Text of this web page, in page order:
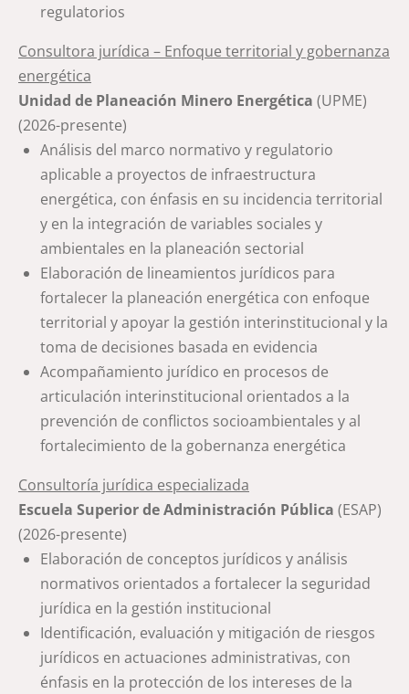
regulatorios
Consultora jurídica – Enfoque territorial y gobernanza
energética
Unidad de Planeación Minero Energética (UPME)
(2026-presente)
Análisis del marco normativo y regulatorio
aplicable a proyectos de infraestructura
energética, con énfasis en su incidencia territorial
y en la integración de variables sociales y
ambientales en la planeación sectorial
Elaboración de lineamientos jurídicos para
fortalecer la planeación energética con enfoque
territorial y apoyar la gestión interinstitucional y la
toma de decisiones basada en evidencia
Acompañamiento jurídico en procesos de
articulación interinstitucional orientados a la
prevención de conflictos socioambientales y al
fortalecimiento de la gobernanza energética
Consultoría jurídica especializada
Escuela Superior de Administración Pública (ESAP)
(2026-presente)
Elaboración de conceptos jurídicos y análisis
normativos orientados a fortalecer la seguridad
jurídica en la gestión institucional
Identificación, evaluación y mitigación de riesgos
jurídicos en actuaciones administrativas, con
énfasis en la protección de los intereses de la